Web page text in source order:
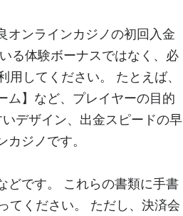
オンラインカジノの初回入金
る体験ボーナスではなく、必
してください。 たとえば、
ム】など、プレイヤーの目的
デザイン、出金スピードの早
ジノです。
どです。 これらの書類に手書
てください。 ただし、決済会